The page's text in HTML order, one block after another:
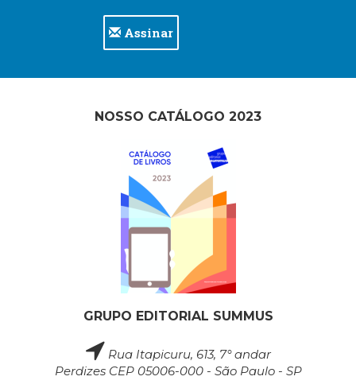
Assinar
NOSSO CATÁLOGO 2023
GRUPO EDITORIAL SUMMUS
Rua Itapicuru, 613, 7° andar
Perdizes CEP 05006-000 - São Paulo - SP